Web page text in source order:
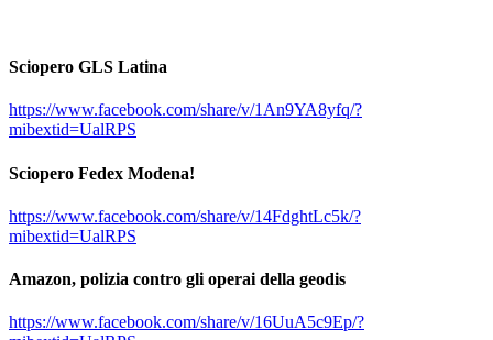
Sciopero GLS Latina
https://www.facebook.com/share/v/1An9YA8yfq/?
mibextid=UalRPS
Sciopero Fedex Modena!
https://www.facebook.com/share/v/14FdghtLc5k/?
mibextid=UalRPS
Amazon, polizia contro gli operai della geodis
https://www.facebook.com/share/v/16UuA5c9Ep/?